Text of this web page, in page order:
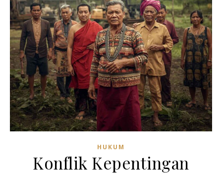
HUKUM
Konflik Kepentingan